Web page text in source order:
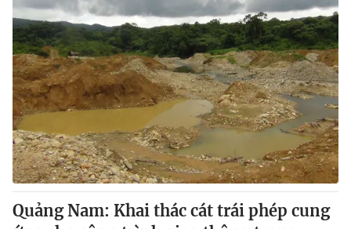
Quảng Nam: Khai thác cát trái phép cung